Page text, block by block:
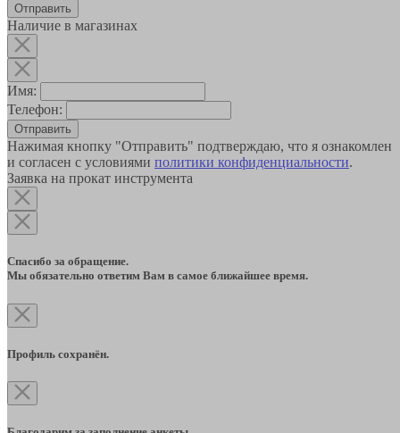
Наличие в магазинах
Имя:
Телефон:
Отправить
Нажимая кнопку "Отправить" подтверждаю, что я ознакомлен
и согласен с условиями политики конфиденциальности.
Заявка на прокат инструмента
Спасибо за обращение.
Мы обязательно ответим Вам в самое ближайшее время.
Профиль сохранён.